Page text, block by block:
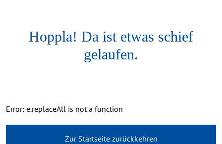
Hoppla! Da ist etwas schief
gelaufen.
Error: e.replaceAll is not a function
Zur Startseite zurückkehren